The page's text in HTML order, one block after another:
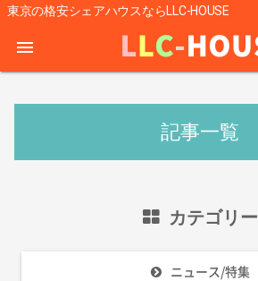
東京の格安シェアハウスならLLC-HOUSE
menu
記事一覧
カテゴリー
ニュース/特集